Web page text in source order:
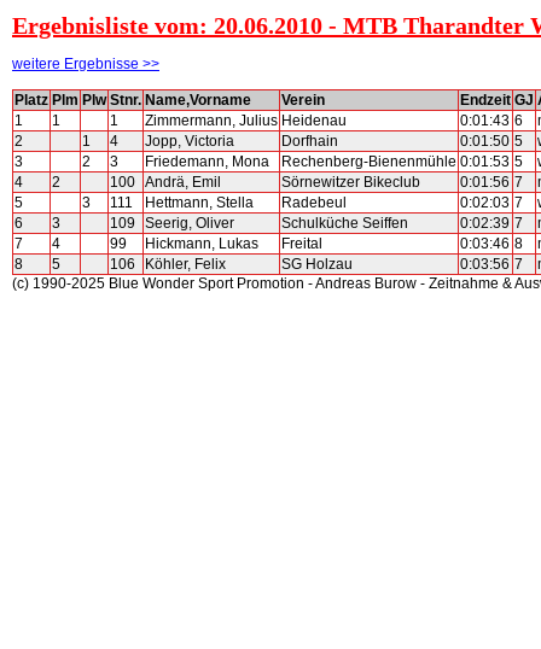
Ergebnisliste vom: 20.06.2010 - MTB Tharandter
weitere Ergebnisse >>
Platz Plm Plw Stnr. Name,Vorname Verein Endzeit GJ
1
1 1 Zimmermann, Julius Heidenau 0:01:43 6
2
1 4 Jopp, Victoria Dorfhain 0:01:50 5
3
2 3 Friedemann, Mona Rechenberg-Bienenmühle 0:01:53 5
4
2 100 Andrä, Emil Sörnewitzer Bikeclub 0:01:56 7
5
3 111 Hettmann, Stella Radebeul 0:02:03 7
6
3 109 Seerig, Oliver Schulküche Seiffen 0:02:39 7
7
4 99 Hickmann, Lukas Freital 0:03:46 8
8
5 106 Köhler, Felix SG Holzau 0:03:56 7
(c) 1990-2025 Blue Wonder Sport Promotion - Andreas Burow - Zeitnahme &